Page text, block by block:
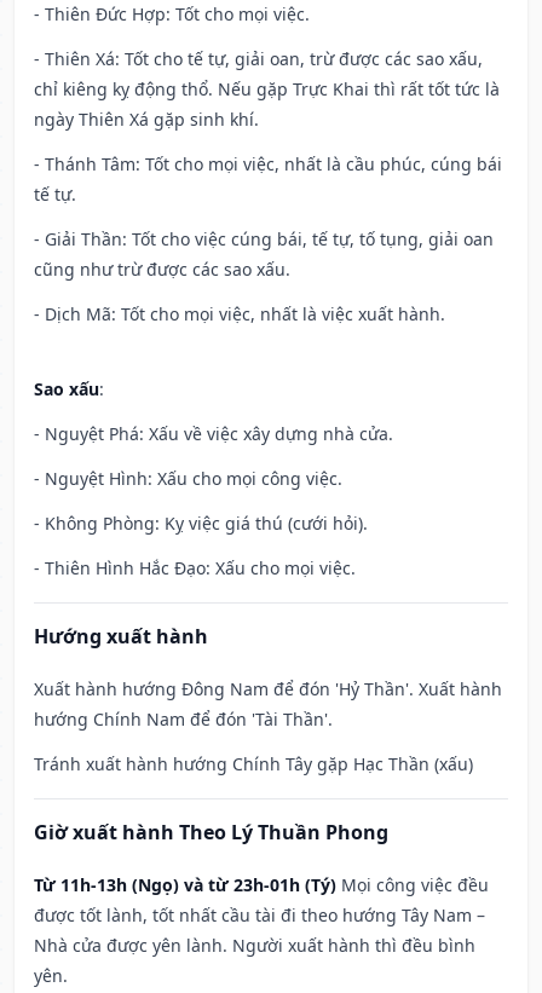
- Thiên Đức Hợp: Tốt cho mọi việc.
- Thiên Xá: Tốt cho tế tự, giải oan, trừ được các sao xấu,
chỉ kiêng kỵ động thổ. Nếu gặp Trực Khai thì rất tốt tức là
ngày Thiên Xá gặp sinh khí.
- Thánh Tâm: Tốt cho mọi việc, nhất là cầu phúc, cúng bái
tế tự.
- Giải Thần: Tốt cho việc cúng bái, tế tự, tố tụng, giải oan
cũng như trừ được các sao xấu.
- Dịch Mã: Tốt cho mọi việc, nhất là việc xuất hành.
Sao xấu:
- Nguyệt Phá: Xấu về việc xây dựng nhà cửa.
- Nguyệt Hình: Xấu cho mọi công việc.
- Không Phòng: Kỵ việc giá thú (cưới hỏi).
- Thiên Hình Hắc Đạo: Xấu cho mọi việc.
Hướng xuất hành
Xuất hành hướng Đông Nam để đón 'Hỷ Thần'. Xuất hành
hướng Chính Nam để đón 'Tài Thần'.
Tránh xuất hành hướng Chính Tây gặp Hạc Thần (xấu)
Giờ xuất hành Theo Lý Thuần Phong
Từ 11h-13h (Ngọ) và từ 23h-01h (Tý) Mọi công việc đều
được tốt lành, tốt nhất cầu tài đi theo hướng Tây Nam –
Nhà cửa được yên lành. Người xuất hành thì đều bình
yên.